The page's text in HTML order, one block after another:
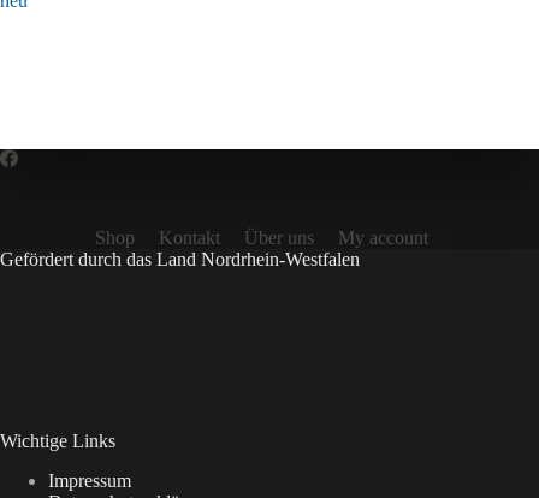
Shop Kontakt Über uns
My account
Gefördert durch das Land Nordrhein-Westfalen
Wichtige Links
Impressum